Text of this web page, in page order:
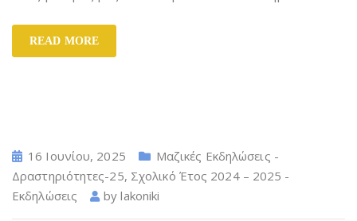
READ MORE
16 Ιουνίου, 2025
Μαζικές Εκδηλώσεις -
Δραστηριότητες-25, Σχολικό Έτος 2024 – 2025 -
Εκδηλώσεις
bylakoniki